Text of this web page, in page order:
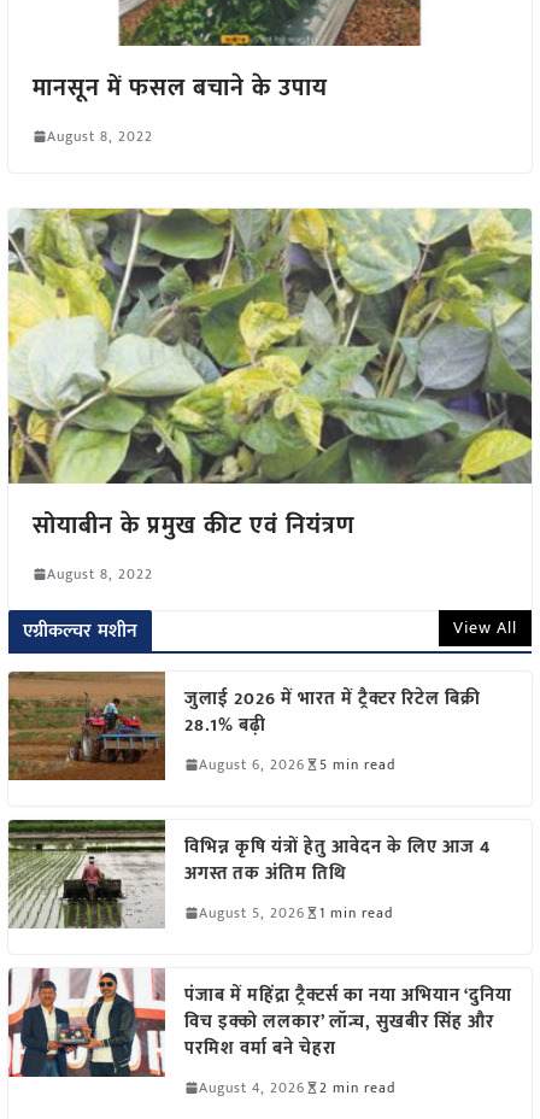
मानसून में फसल बचाने के उपाय
August 8, 2022
सोयाबीन के प्रमुख कीट एवं नियंत्रण
August 8, 2022
एग्रीकल्चर मशीन View All
जुलाई 2026 में भारत में ट्रैक्टर रिटेल बिक्री
28.1% बढ़ी
August 6, 2026 5 min read
विभिन्न कृषि यंत्रों हेतु आवेदन के लिए आज 4
अगस्त तक अंतिम तिथि
August 5, 2026 1 min read
पंजाब में महिंद्रा ट्रैक्टर्स का नया अभियान ‘दुनिया
विच इक्को ललकार’ लॉन्च, सुखबीर सिंह और
परमिश वर्मा बने चेहरा
August 4, 2026 2 min read